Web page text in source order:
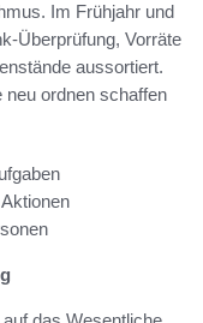
Im Frühjahr und
Überprüfung, Vorräte
aussortiert.
neu ordnen schaffen